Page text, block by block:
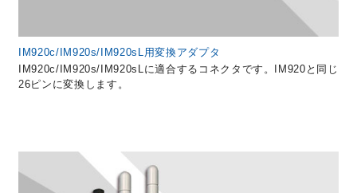
IM920c/IM920s/IM920sL用変換アダプタ
IM920c/IM920s/IM920sLに適合するコネクタです。IM920と同じ
26ピンに変換します。